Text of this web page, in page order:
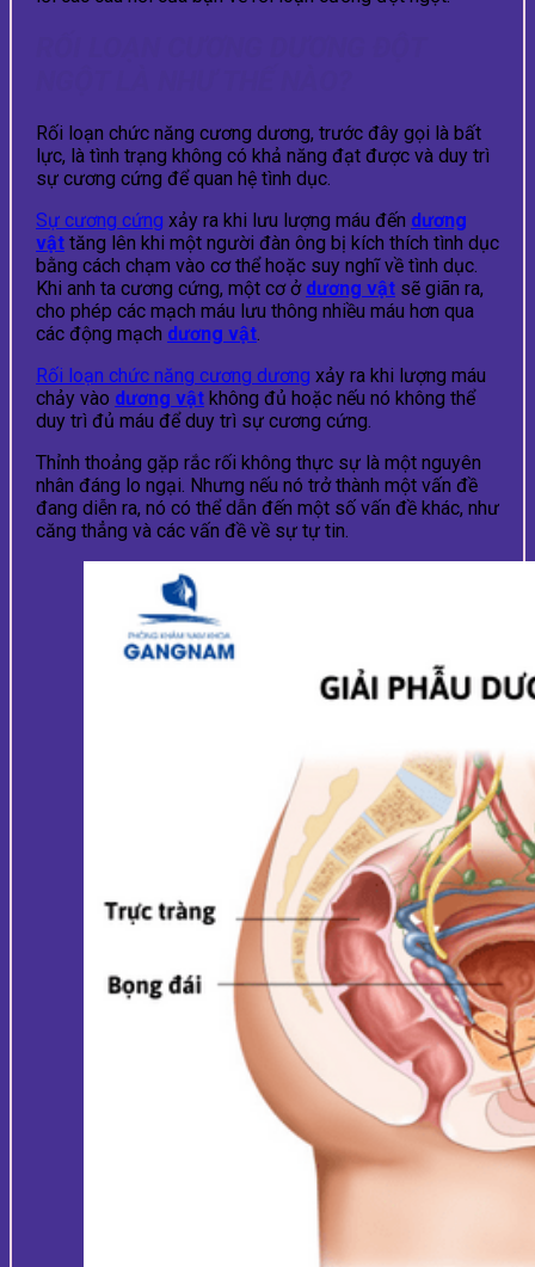
Rối loạn chức năng cương dương, trước đây gọi là bất
lực, là tình trạng không có khả năng đạt được và duy trì
sự cương cứng để quan hệ tình dục.
Sự cương cứng xảy ra khi lưu lượng máu đến dương
vật tăng lên khi một người đàn ông bị kích thích tình dục
bằng cách chạm vào cơ thể hoặc suy nghĩ về tình dục.
Khi anh ta cương cứng, một cơ ở dương vật sẽ giãn ra,
cho phép các mạch máu lưu thông nhiều máu hơn qua
các động mạch dương vật
Rối loạn chức năng cương dương xảy ra khi lượng máu
chảy vào dương vật không đủ hoặc nếu nó không thể
duy trì đủ máu để duy trì sự cương cứng.
Thỉnh thoảng gặp rắc rối không thực sự là một nguyên
nhân đáng lo ngại. Nhưng nếu nó trở thành một vấn đề
đang diễn ra, nó có thể dẫn đến một số vấn đề khác, như
căng thẳng và các vấn đề về sự tự tin.